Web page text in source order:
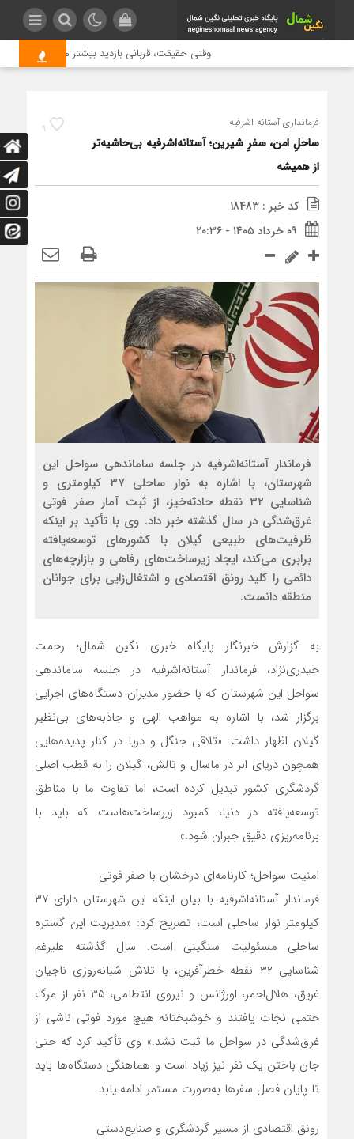
وقتی حقیقت، قربانی بازدید بیشتر می شود | علت
9 فرمانداری آستانه اشرفیه
ساحلِ امن، سفرِ شیرین؛ آستانه‌اشرفیه بی‌حاشیه‌تر
از همیشه
کد خبر : 18483
۰۹ خرداد ۱۴۰۵ - ۲۰:۳۶
فرماندار آستانه‌اشرفیه در جلسه ساماندهی سواحل این
شهرستان، با اشاره به نوار ساحلی ۳۷ کیلومتری و
شناسایی ۳۲ نقطه حادثه‌خیز، از ثبت آمار صفر فوتی
غرق‌شدگی در سال گذشته خبر داد. وی با تأکید بر اینکه
ظرفیت‌های طبیعی گیلان با کشورهای توسعه‌یافته
برابری می‌کند، ایجاد زیرساخت‌های رفاهی و بازارچه‌های
دائمی را کلید رونق اقتصادی و اشتغال‌زایی برای جوانان
منطقه دانست.
به گزارش خبرنگار پایگاه خبری نگین شمال؛ رحمت
حیدری‌نژاد، فرماندار آستانه‌اشرفیه در جلسه ساماندهی
سواحل این شهرستان که با حضور مدیران دستگاه‌های اجرایی
برگزار شد، با اشاره به مواهب الهی و جاذبه‌های بی‌نظیر
گیلان اظهار داشت: «تلاقی جنگل و دریا در کنار پدیده‌هایی
همچون دریای ابر در ماسال و تالش، گیلان را به قطب اصلی
گردشگری کشور تبدیل کرده است، اما تفاوت ما با مناطق
توسعه‌یافته در دنیا، کمبود زیرساخت‌هاست که باید با
برنامه‌ریزی دقیق جبران شود.»
امنیت سواحل؛ کارنامه‌ای درخشان با صفر فوتی
فرماندار آستانه‌اشرفیه با بیان اینکه این شهرستان دارای ۳۷
کیلومتر نوار ساحلی است، تصریح کرد: «مدیریت این گستره
ساحلی مسئولیت سنگینی است. سال گذشته علیرغم
شناسایی ۳۲ نقطه خطرآفرین، با تلاش شبانه‌روزی ناجیان
غریق، هلال‌احمر، اورژانس و نیروی انتظامی، ۳۵ نفر از مرگ
حتمی نجات یافتند و خوشبختانه هیچ مورد فوتی ناشی از
غرق‌شدگی در سواحل ما ثبت نشد.» وی تأکید کرد که حتی
جان باختن یک نفر نیز زیاد است و هماهنگی دستگاه‌ها باید
تا پایان فصل سفرها به‌صورت مستمر ادامه یابد.
رونق اقتصادی از مسیر گردشگری و صنایع‌دستی